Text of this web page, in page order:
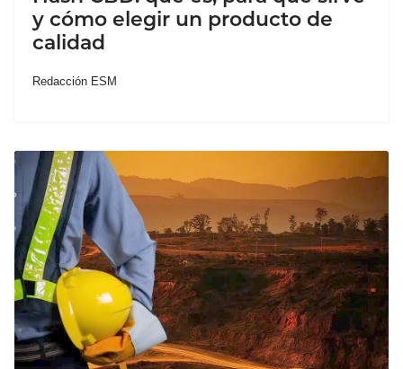
y cómo elegir un producto de
calidad
Redacción ESM